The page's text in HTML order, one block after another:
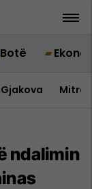
Botë
Gjakova
ndalimin